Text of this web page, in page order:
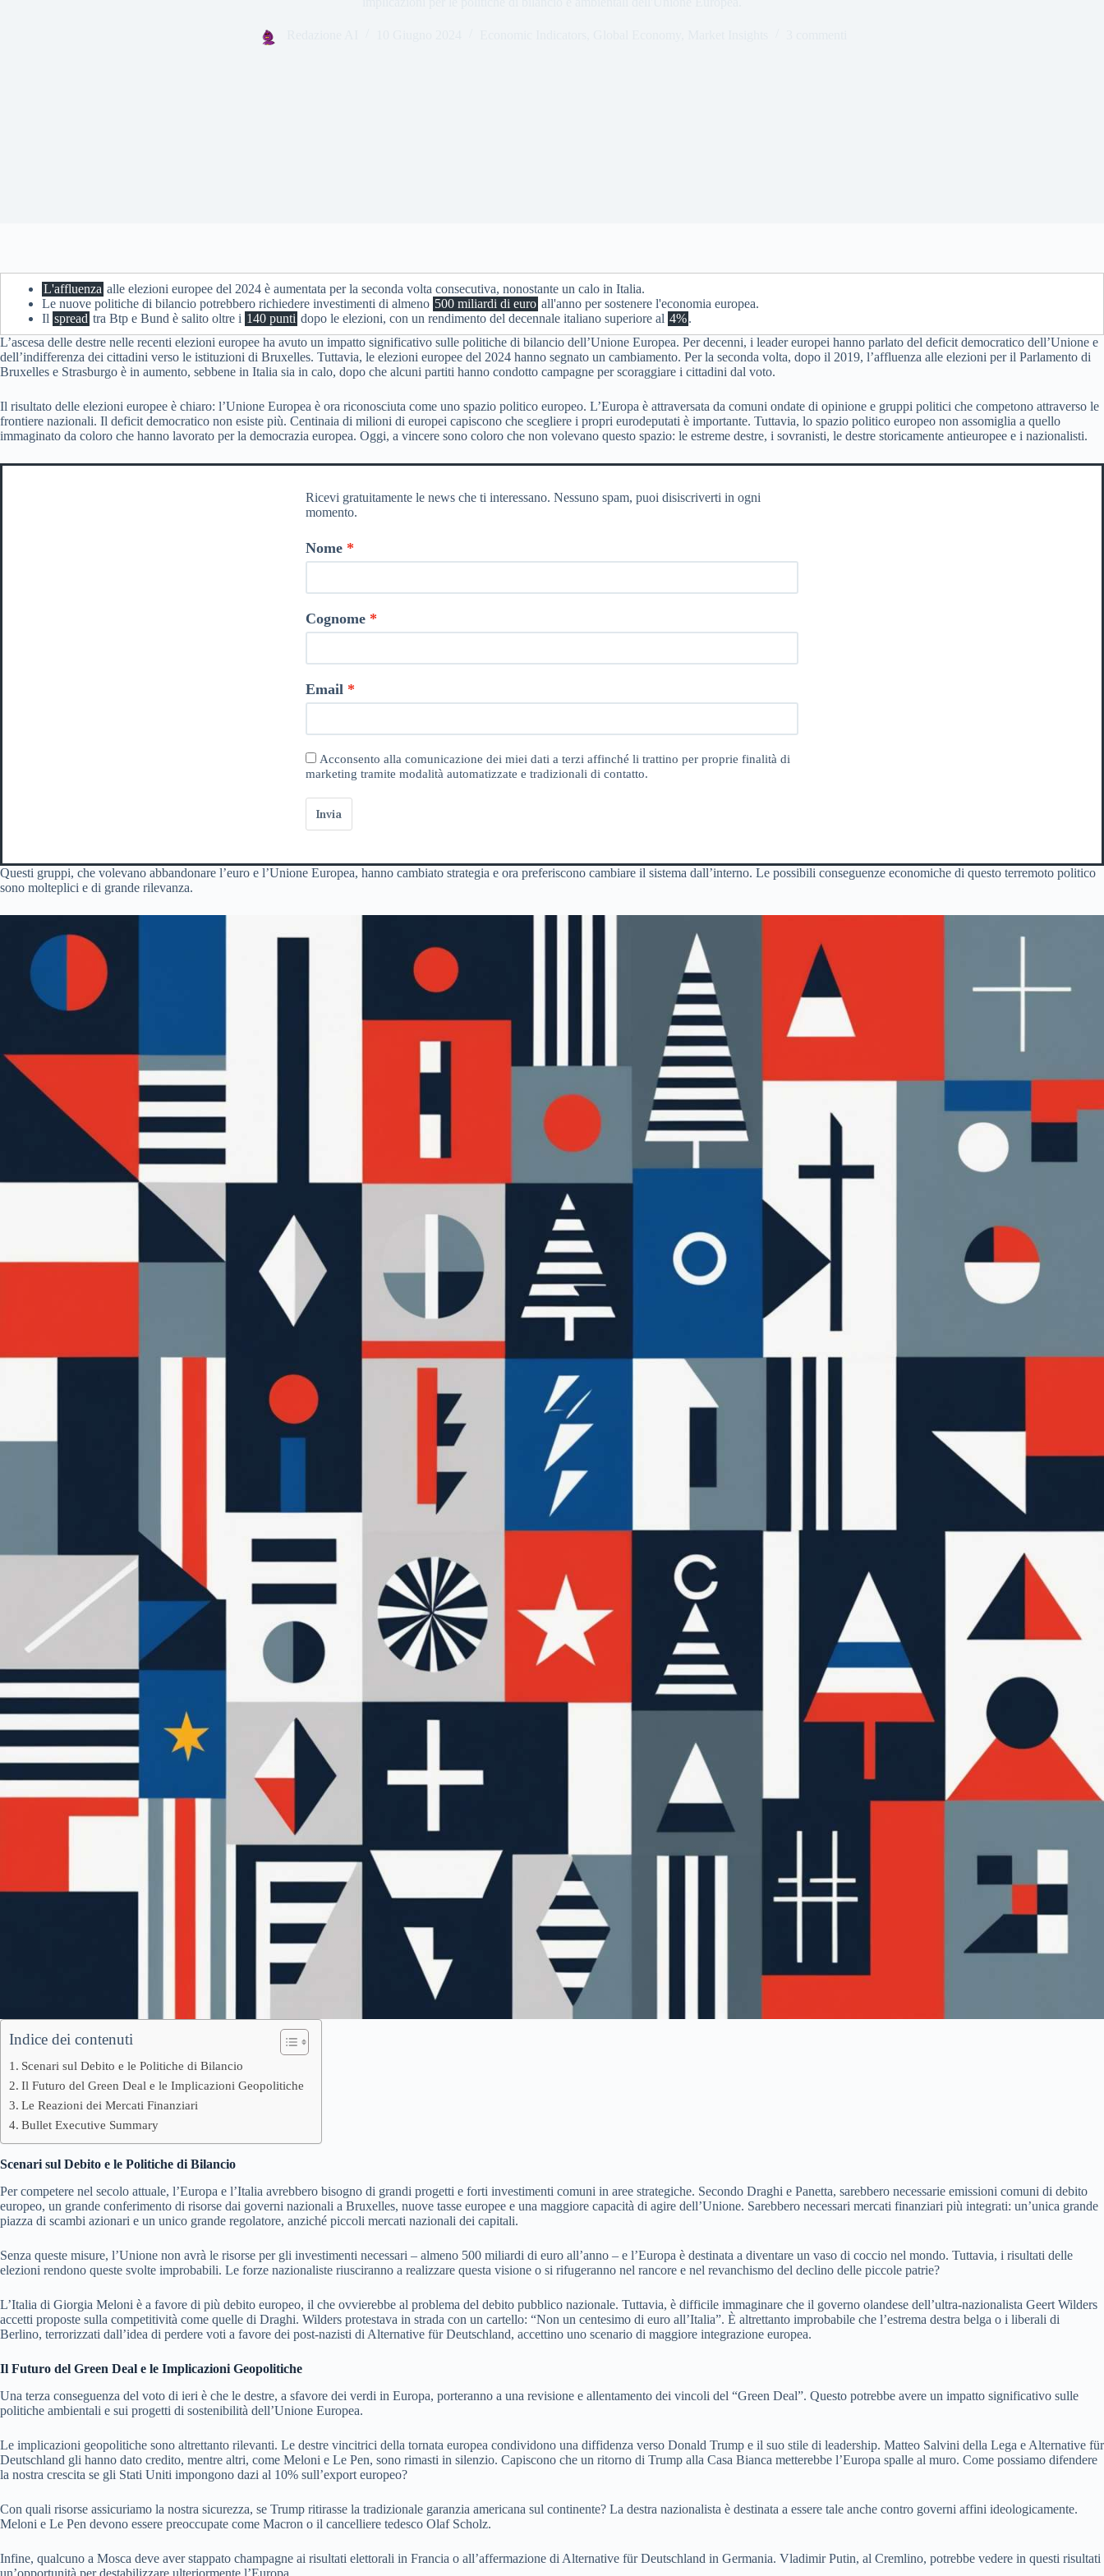
L'affluenza alle elezioni europee del 2024 è aumentata per la seconda volta consecutiva, nonostante un calo in Italia.
Le nuove politiche di bilancio potrebbero richiedere investimenti di almeno 500 miliardi di euro all'anno per sostenere l'economia europea.
Il spread tra Btp e Bund è salito oltre i 140 punti dopo le elezioni, con un rendimento del decennale italiano superiore al 4%.
L’ascesa delle destre nelle recenti elezioni europee ha avuto un impatto significativo sulle politiche di bilancio dell’Unione Europea. Per decenni, i leader europei hanno parlato del deficit democratico dell’Unione e
dell’indifferenza dei cittadini verso le istituzioni di Bruxelles. Tuttavia, le elezioni europee del 2024 hanno segnato un cambiamento. Per la seconda volta, dopo il 2019, l’affluenza alle elezioni per il Parlamento di
Bruxelles e Strasburgo è in aumento, sebbene in Italia sia in calo, dopo che alcuni partiti hanno condotto campagne per scoraggiare i cittadini dal voto.
Il risultato delle elezioni europee è chiaro: l’Unione Europea è ora riconosciuta come uno spazio politico europeo. L’Europa è attraversata da comuni ondate di opinione e gruppi politici che competono attraverso le
frontiere nazionali. Il deficit democratico non esiste più. Centinaia di milioni di europei capiscono che scegliere i propri eurodeputati è importante. Tuttavia, lo spazio politico europeo non assomiglia a quello
immaginato da coloro che hanno lavorato per la democrazia europea. Oggi, a vincere sono coloro che non volevano questo spazio: le estreme destre, i sovranisti, le destre storicamente antieuropee e i nazionalisti.
Ricevi gratuitamente le news che ti interessano. Nessuno spam, puoi disiscriverti in ogni
momento.
Nome
Cognome
Email
Acconsento alla comunicazione dei miei dati a terzi affinché li trattino per proprie finalità di
marketing tramite modalità automatizzate e tradizionali di contatto.
Invia
Questi gruppi, che volevano abbandonare l’euro e l’Unione Europea, hanno cambiato strategia e ora preferiscono cambiare il sistema dall’interno. Le possibili conseguenze economiche di questo terremoto politico
sono molteplici e di grande rilevanza.
Indice dei contenuti
Scenari sul Debito e le Politiche di Bilancio
Il Futuro del Green Deal e le Implicazioni Geopolitiche
Le Reazioni dei Mercati Finanziari
Bullet Executive Summary
Scenari sul Debito e le Politiche di Bilancio
Per competere nel secolo attuale, l’Europa e l’Italia avrebbero bisogno di grandi progetti e forti investimenti comuni in aree strategiche. Secondo Draghi e Panetta, sarebbero necessarie emissioni comuni di debito
europeo, un grande conferimento di risorse dai governi nazionali a Bruxelles, nuove tasse europee e una maggiore capacità di agire dell’Unione. Sarebbero necessari mercati finanziari più integrati: un’unica grande
piazza di scambi azionari e un unico grande regolatore, anziché piccoli mercati nazionali dei capitali.
Senza queste misure, l’Unione non avrà le risorse per gli investimenti necessari – almeno 500 miliardi di euro all’anno – e l’Europa è destinata a diventare un vaso di coccio nel mondo. Tuttavia, i risultati delle
elezioni rendono queste svolte improbabili. Le forze nazionaliste riusciranno a realizzare questa visione o si rifugeranno nel rancore e nel revanchismo del declino delle piccole patrie?
L’Italia di Giorgia Meloni è a favore di più debito europeo, il che ovvierebbe al problema del debito pubblico nazionale. Tuttavia, è difficile immaginare che il governo olandese dell’ultra-nazionalista Geert Wilders
accetti proposte sulla competitività come quelle di Draghi. Wilders protestava in strada con un cartello: “Non un centesimo di euro all’Italia”. È altrettanto improbabile che l’estrema destra belga o i liberali di
Berlino, terrorizzati dall’idea di perdere voti a favore dei post-nazisti di Alternative für Deutschland, accettino uno scenario di maggiore integrazione europea.
Il Futuro del Green Deal e le Implicazioni Geopolitiche
Una terza conseguenza del voto di ieri è che le destre, a sfavore dei verdi in Europa, porteranno a una revisione e allentamento dei vincoli del “Green Deal”. Questo potrebbe avere un impatto significativo sulle
politiche ambientali e sui progetti di sostenibilità dell’Unione Europea.
Le implicazioni geopolitiche sono altrettanto rilevanti. Le destre vincitrici della tornata europea condividono una diffidenza verso Donald Trump e il suo stile di leadership. Matteo Salvini della Lega e Alternative für
Deutschland gli hanno dato credito, mentre altri, come Meloni e Le Pen, sono rimasti in silenzio. Capiscono che un ritorno di Trump alla Casa Bianca metterebbe l’Europa spalle al muro. Come possiamo difendere
la nostra crescita se gli Stati Uniti impongono dazi al 10% sull’export europeo?
Con quali risorse assicuriamo la nostra sicurezza, se Trump ritirasse la tradizionale garanzia americana sul continente? La destra nazionalista è destinata a essere tale anche contro governi affini ideologicamente.
Meloni e Le Pen devono essere preoccupate come Macron o il cancelliere tedesco Olaf Scholz.
Infine, qualcuno a Mosca deve aver stappato champagne ai risultati elettorali in Francia o all’affermazione di Alternative für Deutschland in Germania. Vladimir Putin, al Cremlino, potrebbe vedere in questi risultati
un’opportunità per destabilizzare ulteriormente l’Europa.